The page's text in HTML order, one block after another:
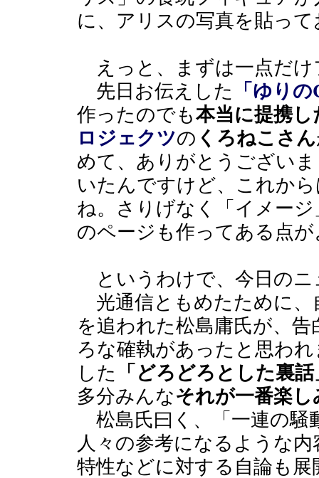
に、アリスの写真を貼っ
えっと、まずは一点だけ
先日お伝えした
「ゆり
作ったのでも本当に提携し
ロジェクツの くろねこさん
めて、ありがとうござい
いたんですけど、これか
ね。さりげなく「イメー
のページも作ってある点
というわけで、今日のニ
光通信ともめたために、
を追われた松島庸氏が、
ろな確執があったと思わ
した
「どろどろとした裏話
多分みんなそれが一番楽し
松島氏曰く、「一連の騒
人々の参考になるような
特性などに対する自論も